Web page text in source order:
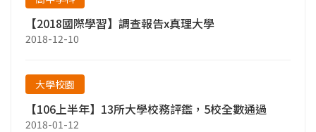
【2018國際學習】調查報告x真理大學
2018-12-10
大學校園
【106上半年】13所大學校務評鑑，5校全數通過
2018-01-12